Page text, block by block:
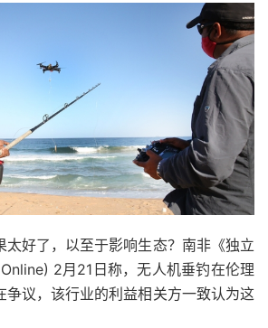
太好了，以至于影响生态？南非《独立
2月21日称，无人机垂钓在伦理
争议，该行业的利益相关方一致认为这